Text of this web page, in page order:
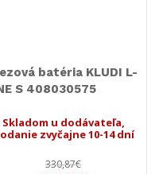
batéria KLUDI L-
S 408030575
Skladom u dodávateľa,
zvyčajne 10-14 dní
330,87€